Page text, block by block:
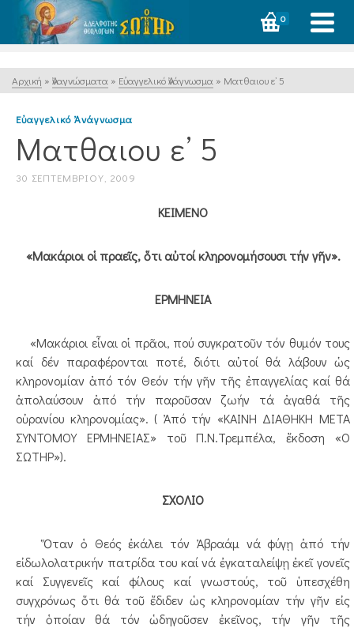
0
Αρχική » Ἀναγνώσματα » Εὐαγγελικό Ἀνάγνωσμα » Ματθαιου ε’ 5
Εὐαγγελικό Ἀνάγνωσμα
Ματθαιου ε’ 5
30 ΣΕΠΤΕΜΒΡΊΟΥ, 2009
ΚΕΙΜΕΝΟ
«Μακάριοι οἱ πραεῖς, ὅτι αὐτοί κληρονομήσουσι τήν γῆν».
ΕΡΜΗΝΕΙΑ
«Μακάριοι εἶναι οἱ πρᾶοι, πού συγκρατοῦν τόν θυμόν τους
καί δέν παραφέρονται ποτέ, διότι αὐτοί θά λάβουν ὡς
κληρονομίαν ἀπό τόν Θεόν τήν γῆν τῆς ἐπαγγελίας καί θά
ἀπολαύσουν ἀπό τήν παροῦσαν ζωήν τά ἀγαθά τῆς
οὐρανίου κληρονομίας». ( Ἀπό τήν «ΚΑΙΝΗ ΔΙΑΘΗΚΗ ΜΕΤΑ
ΣΥΝΤΟΜΟΥ ΕΡΜΗΝΕΙΑΣ» τοῦ Π.Ν.Τρεμπέλα, ἔκδοση «Ο
ΣΩΤΗΡ»).
ΣΧΟΛΙΟ
Ὅταν ὁ Θεός ἐκάλει τόν Ἀβραάμ νά φύγῃ ἀπό τήν
εἰδωλολατρικήν πατρίδα του καί νά ἐγκαταλείψῃ ἐκεῖ γονεῖς
καί Συγγενεῖς καί φίλους καί γνωστούς, τοῦ ὑπεσχέθη
συγχρόνως ὅτι θά τοῦ ἔδιδεν ὡς κληρονομίαν τήν γῆν εἰς
τήν ὁποίαν θά τόν ὡδηγοῦσεν ἐκεῖνος, τήν γῆν τῆς